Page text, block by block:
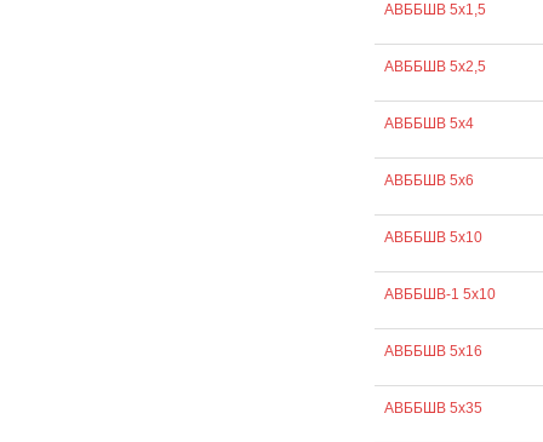
АВББШВ 5х1,5
АВББШВ 5х2,5
АВББШВ 5х4
АВББШВ 5х6
АВББШВ 5х10
АВББШВ-1 5х10
АВББШВ 5х16
АВББШВ 5х35